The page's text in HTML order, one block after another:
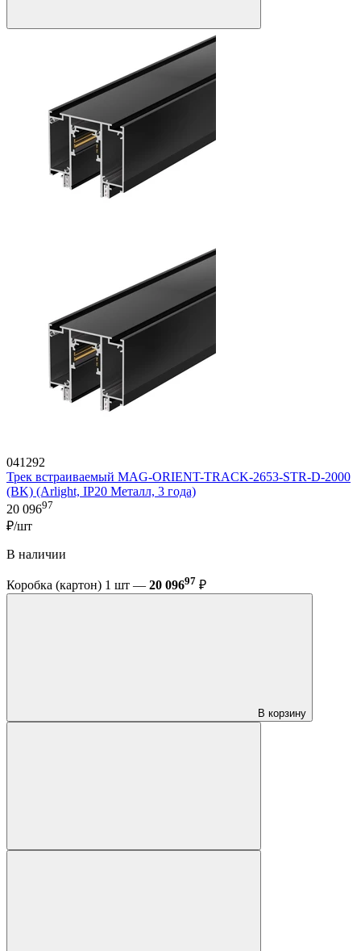
041292
Трек встраиваемый MAG-ORIENT-TRACK-2653-STR-D-2000
(BK) (Arlight, IP20 Металл, 3 года)
20 09697
₽/шт
В наличии
Коробка (картон) 1 шт — 20 09697 ₽
В корзину